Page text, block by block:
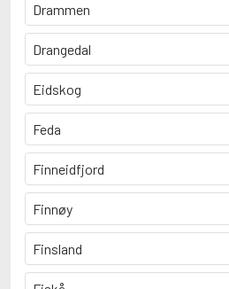
Drammen
Drangedal
Eidskog
Feda
Finneidfjord
Finnøy
Finsland